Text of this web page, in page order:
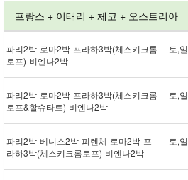
프랑스 + 이태리 + 체코 + 오스트리아
파리 2박 - 로마 2박 - 프라하 3박(체스키크롬
로프) - 비엔나 2박
토,일
파리 2박 - 로마 2박 - 프라하 3박(체스키크롬
로프&할슈타트) - 비엔나 2박
토,일
파리 2박 - 베니스 2박 - 피렌체 - 로마 2박 - 프
라하 3박(체스키크롬로프) - 비엔나 2박
토,일